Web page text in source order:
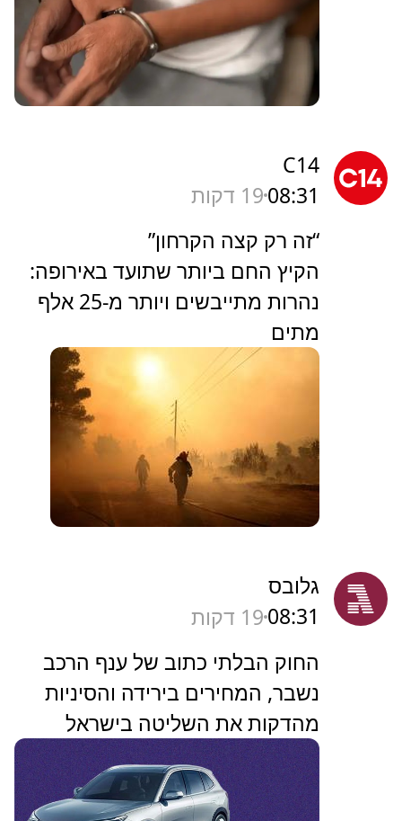
C14
08:3119 דקות
“זה רק קצה הקרחון”
הקיץ החם ביותר שתועד באירופה:
נהרות מתייבשים ויותר מ-25 אלף
מתים
גלובס
08:3119 דקות
החוק הבלתי כתוב של ענף הרכב
נשבר, המחירים בירידה והסיניות
מהדקות את השליטה בישראל